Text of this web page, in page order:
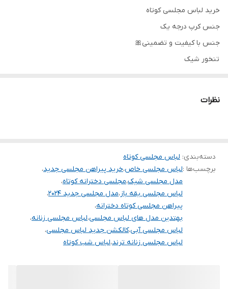
خرید لباس مجلسی کوتاه
جنس کرپ درجه یک
جنس با کیفیت و تضمینی🎀
تنخور شیک
آنها درج شده است چون این سایت امکان مرجوع ندارد و فقط امکان
تعویض سایز دارد.
نظرات
دسته‌بندی: لباس مجلسی کوتاه
برچسب‌ها :لباس مجلسی خاص،خرید پیراهن مجلسی جدید،
مدل مجلسی شیک،مجلسی دخترانه کوتاه،
لباس مجلسی یقه باز،مدل مجلسی جدید ۲۰۲۴
،
پیراهن مجلسی کوتاه دخترانه،
بهتدین مدل های لباس مجلسی،لباس مجلسی زنانه،
لباس مجلسی آبی،کالکشن جدید لباس مجلسی،
لباس مجلسی زنانه ترند،لباس شب کوتاه